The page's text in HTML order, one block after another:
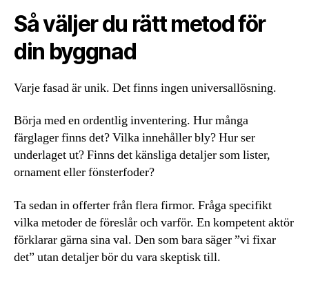
Så väljer du rätt metod för
din byggnad
Varje fasad är unik. Det finns ingen universallösning.
Börja med en ordentlig inventering. Hur många
färglager finns det? Vilka innehåller bly? Hur ser
underlaget ut? Finns det känsliga detaljer som lister,
ornament eller fönsterfoder?
Ta sedan in offerter från flera firmor. Fråga specifikt
vilka metoder de föreslår och varför. En kompetent aktör
förklarar gärna sina val. Den som bara säger ”vi fixar
det” utan detaljer bör du vara skeptisk till.